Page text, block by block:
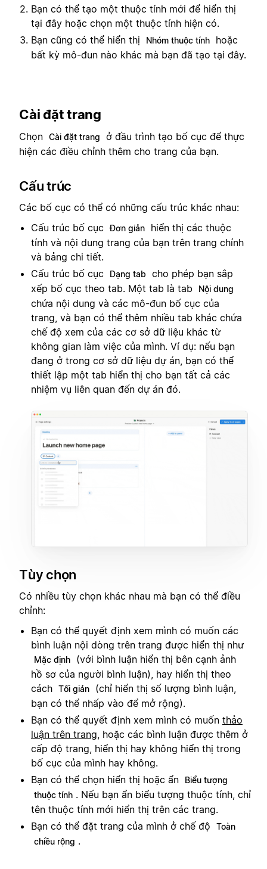
Bạn có thể tạo một thuộc tính mới để hiển thị
tại đây hoặc chọn một thuộc tính hiện có.
Bạn cũng có thể hiển thị
Nhóm thuộc tính
hoặc
bất kỳ mô-đun nào khác mà bạn đã tạo tại đây.
Cài đặt trang
Chọn Cài đặt trang
ở đầu trình tạo bố cục để thực
hiện các điều chỉnh thêm cho trang của bạn.
Cấu trúc
Các bố cục có thể có những cấu trúc khác nhau:
Cấu trúc bố cục
Đơn giản
hiển thị các thuộc
tính và nội dung trang của bạn trên trang chính
và bảng chi tiết.
Cấu trúc bố cục
Dạng tab
cho phép bạn sắp
xếp bố cục theo tab. Một tab là tab
Nội dung
chứa nội dung và các mô-đun bố cục của
trang, và bạn có thể thêm nhiều tab khác chứa
chế độ xem của các cơ sở dữ liệu khác từ
không gian làm việc của mình. Ví dụ: nếu bạn
đang ở trong cơ sở dữ liệu dự án, bạn có thể
thiết lập một tab hiển thị cho bạn tất cả các
nhiệm vụ liên quan đến dự án đó.
Tùy chọn
Có nhiều tùy chọn khác nhau mà bạn có thể điều
chỉnh:
Bạn có thể quyết định xem mình có muốn các
bình luận nội dòng trên trang được hiển thị như
Mặc định
(với bình luận hiển thị bên cạnh ảnh
hồ sơ của người bình luận), hay hiển thị theo
cách Tối giản
(chỉ hiển thị số lượng bình luận,
bạn có thể nhấp vào để mở rộng).
Bạn có thể quyết định xem mình có muốn thảo
luận trên trang, hoặc các bình luận được thêm ở
cấp độ trang, hiển thị hay không hiển thị trong
bố cục của mình hay không.
Bạn có thể chọn hiển thị hoặc ẩn
Biểu tượng
thuộc tính . Nếu bạn ẩn biểu tượng thuộc tính, chỉ
tên thuộc tính mới hiển thị trên các trang.
Bạn có thể đặt trang của mình ở chế độ
Toàn
chiều rộng .